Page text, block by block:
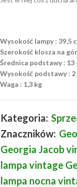
Wysokość lampy : 39,5
Szerokość klosza na
Średnica podstawy : 13
Wysokość podstawy : 2
Waga : 1,3 kg
Kategoria:
Znaczników:
Georgia Jacob
lampa vintage
lampa nocna